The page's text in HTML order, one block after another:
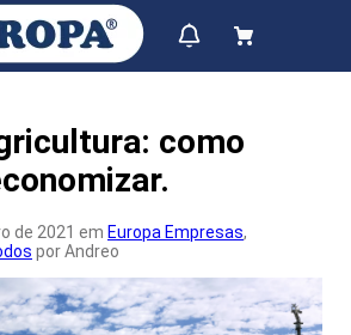
como
de 2021 em Europa Empresas,
por Andreo